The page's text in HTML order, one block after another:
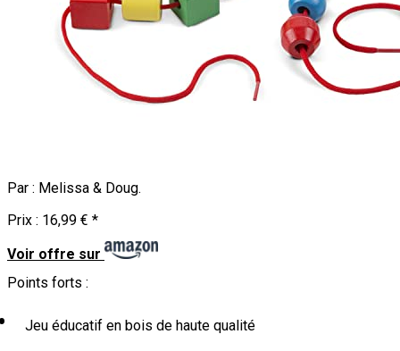
Par : Melissa & Doug.
Prix : 16,99 € *
Voir offre sur
Points forts :
Jeu éducatif en bois de haute qualité